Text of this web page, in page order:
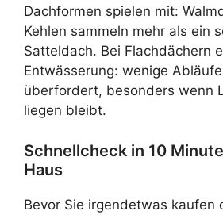
Dachformen spielen mit:
Kehlen sammeln mehr als ein
Satteldach. Bei Flachdächern
Entwässerung: wenige
überfordert, besonders wenn
liegen bleibt.
Schnellcheck in 10
Haus
Bevor Sie irgendetwas kaufen